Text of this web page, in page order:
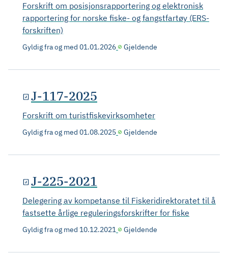
Forskrift om posisjonsrapportering og elektronisk
rapportering for norske fiske- og fangstfartøy (ERS-
forskriften)
Gyldig fra og med 01.01.2026 Gjeldende
J-117-2025
Forskrift om turistfiskevirksomheter
Gyldig fra og med 01.08.2025 Gjeldende
J-225-2021
Delegering av kompetanse til Fiskeridirektoratet til å
fastsette årlige reguleringsforskrifter for fiske
Gyldig fra og med 10.12.2021 Gjeldende